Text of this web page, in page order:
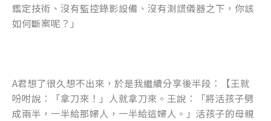
鑑定技術、沒有監控錄影設備、沒有測謊儀器之下，你該
如何斷案呢？」
A君想了很久想不出來，於是我繼續分享後半段：【王就
吩咐說：「拿刀來！」人就拿刀來。王說：「將活孩子劈
成兩半，一半給那婦人，一半給這婦人。」活孩子的母親